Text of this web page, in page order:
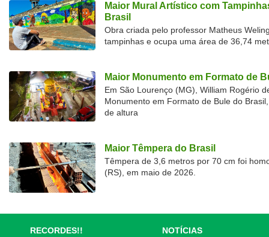
Maior Mural Artístico com
Brasil
Obra criada pelo professor Matheus
tampinhas e ocupa uma área de 36,74
Maior Monumento em Formato de
Em São Lourenço (MG), William Rogério
Monumento em Formato de Bule do
de altura
Maior Têmpera do Brasil
Têmpera de 3,6 metros por 70 cm foi
(RS), em maio de 2026.
RECORDES!! NOTÍCIAS